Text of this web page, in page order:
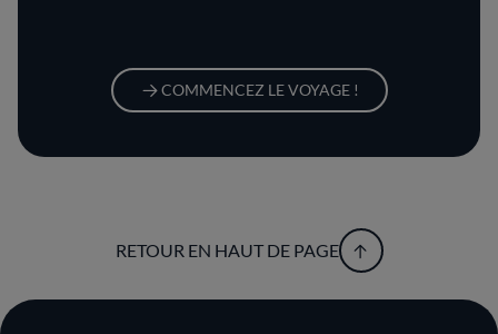
COMMENCEZ LE VOYAGE !
RETOUR EN HAUT DE PAGE